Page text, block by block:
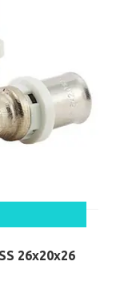
26х20х26